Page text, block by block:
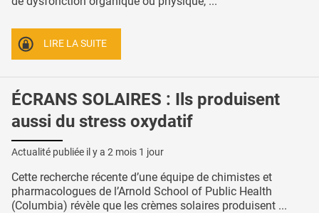
LIRE LA SUITE
ÉCRANS SOLAIRES : Ils produisent
aussi du stress oxydatif
Actualité publiée il y a 2 mois 1 jour
Cette recherche récente d’une équipe de chimistes et
pharmacologues de l’Arnold School of Public Health
(Columbia) révèle que les crèmes solaires produisent ...